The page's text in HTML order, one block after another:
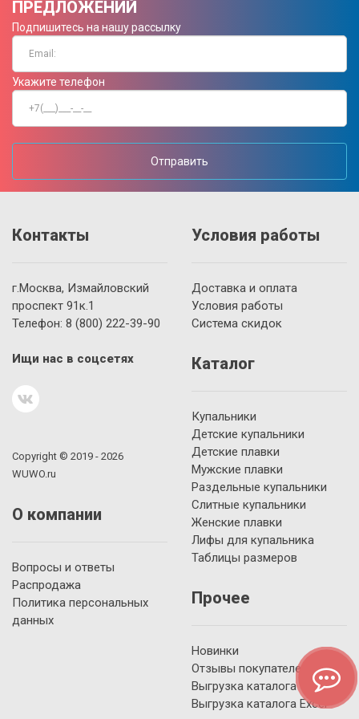
ПРЕДЛОЖЕНИЙ
Подпишитесь на нашу рассылку
Укажите телефон
Отправить
Контакты
г.Москва, Измайловский
проспект 91к.1
Телефон: 8 (800) 222-39-90
Ищи нас в соцсетях
Copyright © 2019 - 2026
WUWO.ru
О компании
Вопросы и ответы
Распродажа
Политика персональных
данных
Условия работы
Доставка и оплата
Условия работы
Система скидок
Каталог
Купальники
Детские купальники
Детские плавки
Мужские плавки
Раздельные купальники
Слитные купальники
Женские плавки
Лифы для купальника
Таблицы размеров
Прочее
Новинки
Отзывы покупателей
Выгрузка каталога YML
Выгрузка каталога Excel